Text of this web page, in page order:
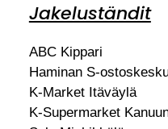
Jakeluständit
ABC Kippari
Haminan S-
K-Market Itäväylä
K-Supermarket